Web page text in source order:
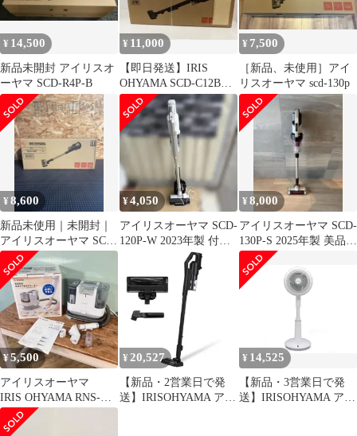
¥ 14,500
新品未開封 アイリスオ
ーヤマ SCD-R4P-B
¥ 11,000
【即日発送】IRIS
OHYAMA SCD-C12BP-
H 保証書有り
¥ 7,500
［新品、未使用］アイ
リスオーヤマ scd-130p
¥8,600
新品未使用｜未開封｜
アイリスオーヤマ SCD-
130P
¥4,050
アイリスオーヤマ SCD-
120P-W 2023年製 付属
¥8,000
アイリスオーヤマ SCD-
130P-S 2025年製 美品
付属品多数
¥5,500
アイリスオーヤマ
IRIS OHYAMA RNS-
P10-W
¥ 20,527
【新品・2営業日で発
送】IRISOHYAMA アイ
¥ 14,525
【新品・3営業日で発
送】IRISOHYAMA アイ